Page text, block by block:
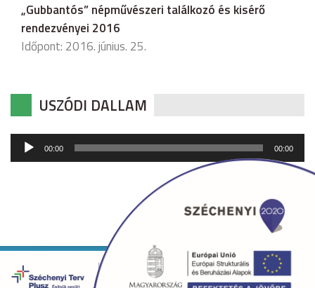
„Gubbantós” népművészeri találkozó és kisérő
rendezvényei 2016
Időpont: 2016. június. 25.
USZÓDI DALLAM
Audió
lejátszó
00:00 00:00
Copyright © 2026 uszod.hu Minden jog fenntartva. •